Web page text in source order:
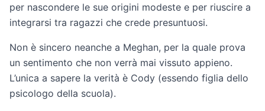
per nascondere le sue origini modeste e per riuscire a
integrarsi tra ragazzi che crede presuntuosi.
Non è sincero neanche a Meghan, per la quale prova
un sentimento che non verrà mai vissuto appieno.
L’unica a sapere la verità è Cody (essendo figlia dello
psicologo della scuola).